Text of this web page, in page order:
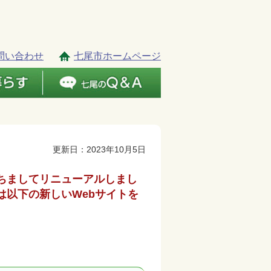
い合わせ 七尾市ホームページ
更新日：2023年10月5日
ましてリニューアルしまし
以下の新しいWebサイトを